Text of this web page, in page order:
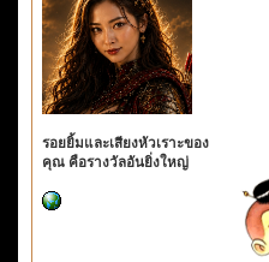
รอยยิ้มและเสียงหัวเราะของ
คุณ คือรางวัลอันยิ่งใหญ่